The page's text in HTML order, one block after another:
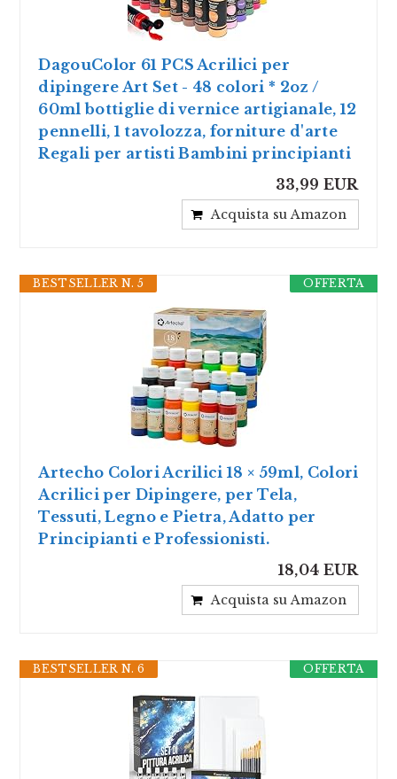
DagouColor 61 PCS Acrilici per
dipingere Art Set - 48 colori * 2oz /
60ml bottiglie di vernice artigianale, 12
pennelli, 1 tavolozza, forniture d'arte
Regali per artisti Bambini principianti
33,99 EUR
Acquista su Amazon
OFFERTA
BESTSELLER N. 5
Artecho Colori Acrilici 18 × 59ml, Colori
Acrilici per Dipingere, per Tela,
Tessuti, Legno e Pietra, Adatto per
Principianti e Professionisti.
18,04 EUR
Acquista su Amazon
OFFERTA
BESTSELLER N. 6